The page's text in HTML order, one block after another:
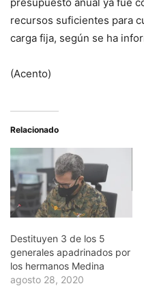
recursos suficientes para
carga fija, según se ha
(Acento)
Relacionado
Destituyen 3 de los 5
generales apadrinados por
los hermanos Medina
agosto 28, 2020